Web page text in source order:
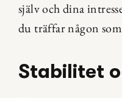
själv och dina
du träffar någon
Stabilitet